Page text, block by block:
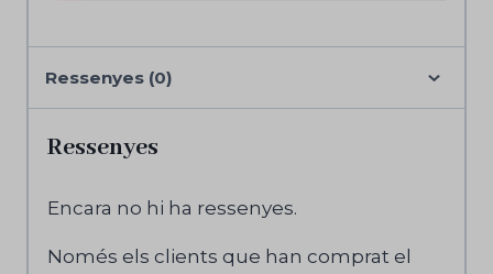
Ressenyes (0)
Ressenyes
Encara no hi ha ressenyes.
Només els clients que han comprat el